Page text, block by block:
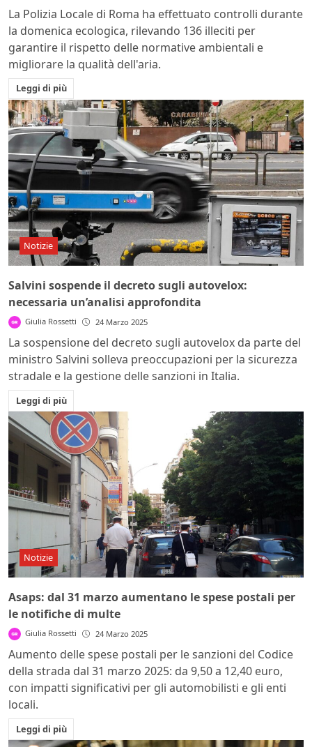
La Polizia Locale di Roma ha effettuato controlli durante
la domenica ecologica, rilevando 136 illeciti per
garantire il rispetto delle normative ambientali e
migliorare la qualità dell'aria.
Leggi di più
Notizie
Salvini sospende il decreto sugli autovelox:
necessaria un’analisi approfondita
Giulia Rossetti 24 Marzo 2025
La sospensione del decreto sugli autovelox da parte del
ministro Salvini solleva preoccupazioni per la sicurezza
stradale e la gestione delle sanzioni in Italia.
Leggi di più
Notizie
Asaps: dal 31 marzo aumentano le spese postali per
le notifiche di multe
Giulia Rossetti 24 Marzo 2025
Aumento delle spese postali per le sanzioni del Codice
della strada dal 31 marzo 2025: da 9,50 a 12,40 euro,
con impatti significativi per gli automobilisti e gli enti
locali.
Leggi di più